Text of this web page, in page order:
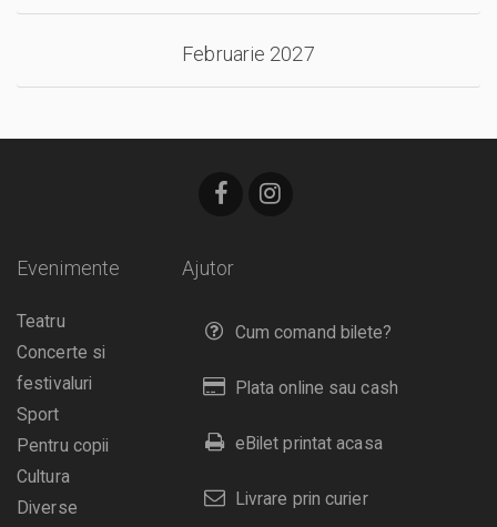
Februarie 2027
Ajutor
Cum comand bilete?
Plata online sau cash
eBilet printat acasa
Livrare prin curier
Evenimente
Teatru
Concerte si
festivaluri
Sport
Pentru copii
Cultura
Diverse